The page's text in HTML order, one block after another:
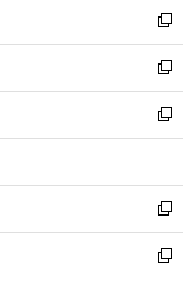
く
で
開
く
ド
ウ
で
開
く
ィ
ン
ド
ウ
で
開
い
ウ
ィ
ン
ド
ウ
開
く
新
し
い
ウ
ィ
ン
ウ
で
開
く
新
し
い
ウ
ン
ド
ウ
で
新
し
ウ
ィ
ン
ド
新
し
い
新